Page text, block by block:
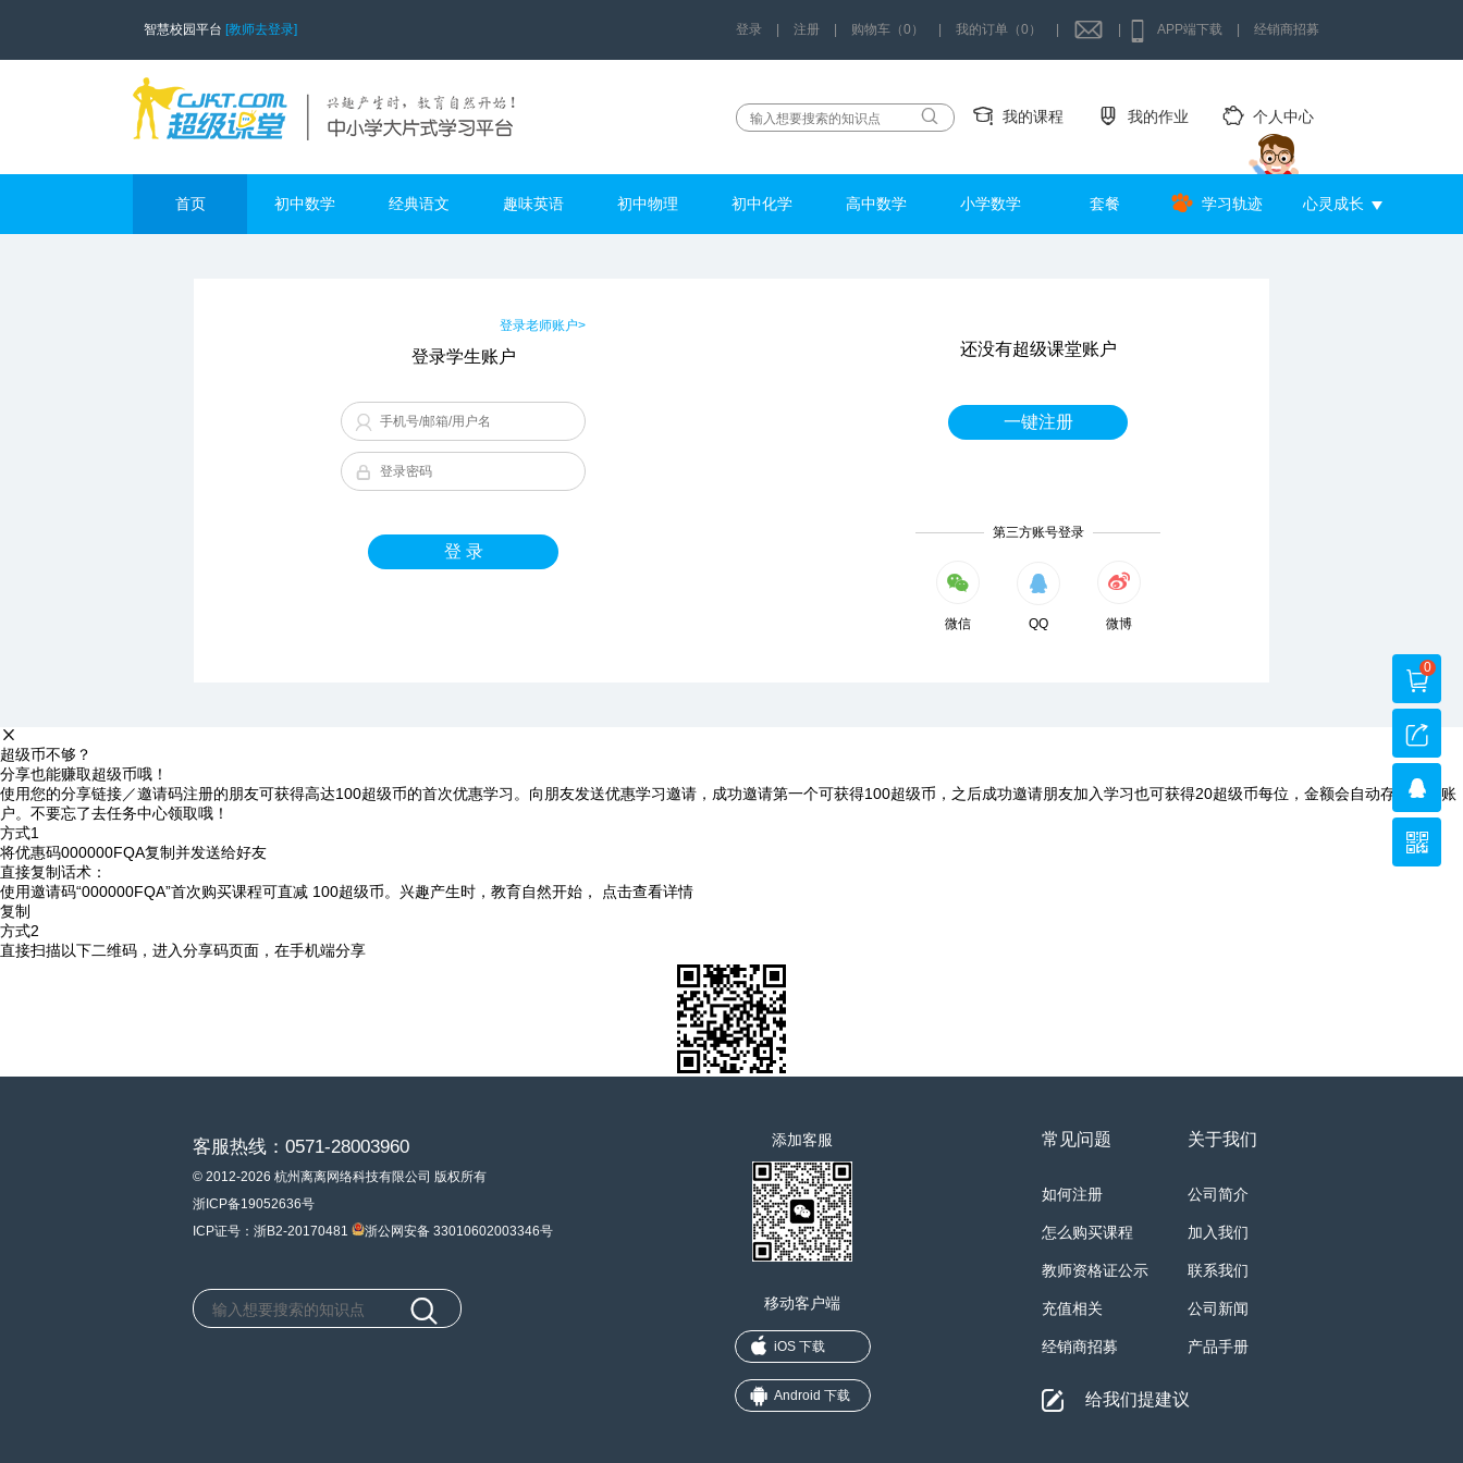
智慧校园平台 [教师去登录] 登录 注册 购物车（0） 我的订单（0） APP端下载 经销商招募
我的课程 我的作业 个人中心
首页 初中数学 经典语文 趣味英语 初中物理 初中化学 高中数学 小学数学 套餐 学习轨迹 心灵成长
登录老师账户>
登录学生账户
登 录
还没有超级课堂账户
一键注册
第三方账号登录
微信 QQ 微博
0
超级币不够？
分享也能赚取超级币哦！
使用您的分享链接／邀请码注册的朋友可获得高达100超级币的首次优惠学习。向朋友发送优惠学习邀请，成功邀请第一个可获得100超级币，之后成功邀请朋友加入学习也可获得20超级币每位，金额会自动存入您的账
户。不要忘了去任务中心领取哦！
方式1
将优惠码000000FQA复制并发送给好友
直接复制话术：
使用邀请码“000000FQA”首次购买课程可直减 100超级币。兴趣产生时，教育自然开始， 点击查看详情
复制
方式2
直接扫描以下二维码，进入分享码页面，在手机端分享
客服热线：0571-28003960
© 2012-2026 杭州离离网络科技有限公司 版权所有
浙ICP备19052636号
ICP证号：浙B2-20170481
浙公网安备 33010602003346号
添加客服
移动客户端
iOS 下载
Android 下载
常见问题
如何注册
怎么购买课程
教师资格证公示
充值相关
经销商招募
关于我们
公司简介
加入我们
联系我们
公司新闻
产品手册
给我们提建议